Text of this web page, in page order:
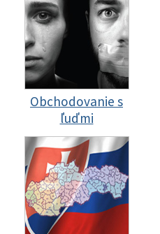
Obchodovanie s
ľuďmi